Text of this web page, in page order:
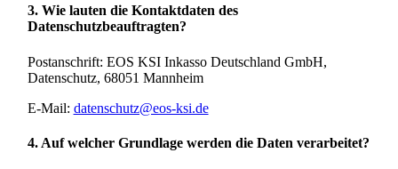
3. Wie lauten die Kontaktdaten des
Datenschutzbeauftragten?
Postanschrift: EOS KSI Inkasso Deutschland GmbH,
Datenschutz, 68051 Mannheim
E-Mail: datenschutz@eos-ksi.de
4. Auf welcher Grundlage werden die Daten verarbeitet?